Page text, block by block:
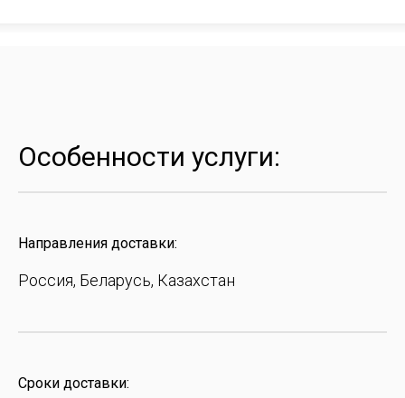
Особенности услуги:
Направления доставки:
Россия, Беларусь, Казахстан
Сроки доставки: